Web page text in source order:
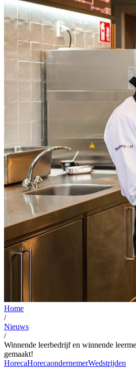
Home
/
Nieuws
/
Winnende leerbedrijf en winnende
gemaakt!
HorecaHorecaondernemerWedstrijden